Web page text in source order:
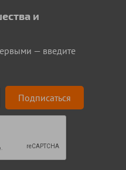
и
— введите
Подписаться